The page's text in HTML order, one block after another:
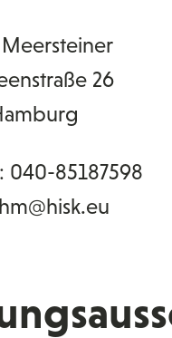
26
040-85187598